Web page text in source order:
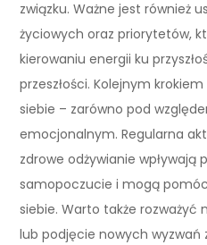
związku. Ważne jest również
życiowych oraz priorytetów,
kierowaniu energii ku
przeszłości. Kolejnym
siebie – zarówno pod
emocjonalnym. Regularna
zdrowe odżywianie wpływają
samopoczucie i mogą
siebie. Warto także
lub podjęcie nowych wyzwań